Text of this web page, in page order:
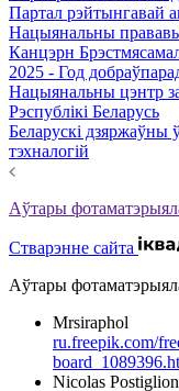
Партал рэйтынгавай
Нацыянальны
Канцэрн
2025 - Год
Нацыянальны цэнтр
Рэспублікі Беларусь
Беларускі дзяржаўны
тэхналогій
Аўтары
Стварэнне сайта
Аўтары
Mrsiraphol
ru.freepik.com/
Nicolas